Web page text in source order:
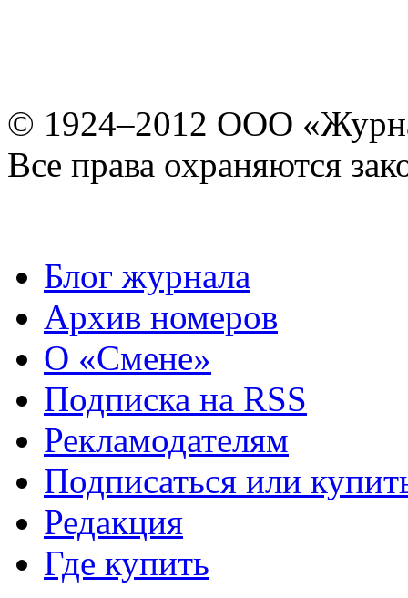
© 1924–2012 ООО
Все права охраняются
Блог журнала
Архив номеров
О «Смене»
Подписка на RSS
Рекламодателям
Подписаться или
Редакция
Где купить